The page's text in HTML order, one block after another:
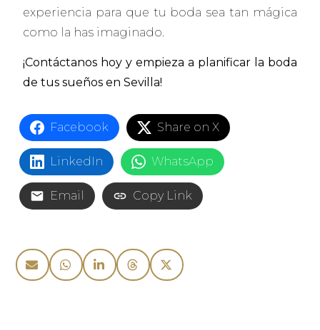
experiencia para que tu boda sea tan mágica
como la has imaginado.
¡Contáctanos hoy y empieza a planificar la boda
de tus sueños en Sevilla!
Facebook Share on X
LinkedIn WhatsApp
Email Copy Link